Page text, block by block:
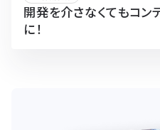
開発を介さなくてもコン
に！